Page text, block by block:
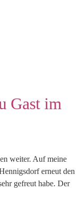
Gast im
weiter. Auf meine
erneut den
gefreut habe. Der